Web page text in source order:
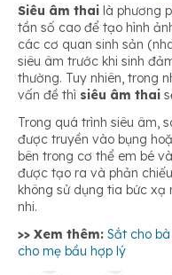
Siêu âm thai là phương
tần số cao để tạo hình
các cơ quan sinh sản
siêu âm trước khi sinh
thường. Tuy nhiên, trong
vấn đề thì siêu âm thai
Trong quá trình siêu âm,
được truyền vào bụng
bên trong cơ thể em bé
được tạo ra và phản
không sử dụng tia bức xạ
nhi.
>> Xem thêm: Sắt cho
cho mẹ bầu hợp lý